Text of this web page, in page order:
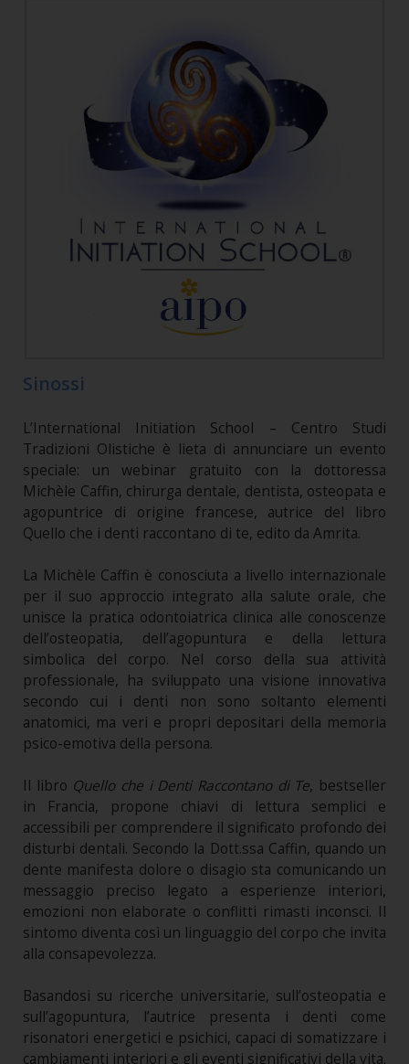
Sinossi
L’International Initiation School – Centro Studi
Tradizioni Olistiche è lieta di annunciare un evento
speciale: un webinar gratuito con la dottoressa
Michèle Caffin, chirurga dentale, dentista, osteopata e
agopuntrice di origine francese, autrice del libro
Quello che i denti raccontano di te, edito da Amrita.
La Michèle Caffin è conosciuta a livello internazionale
per il suo approccio integrato alla salute orale, che
unisce la pratica odontoiatrica clinica alle conoscenze
dell’osteopatia, dell’agopuntura e della lettura
simbolica del corpo. Nel corso della sua attività
professionale, ha sviluppato una visione innovativa
secondo cui i denti non sono soltanto elementi
anatomici, ma veri e propri depositari della memoria
psico-emotiva della persona.
Il libro Quello che i Denti Raccontano di Te, bestseller
in Francia, propone chiavi di lettura semplici e
accessibili per comprendere il significato profondo dei
disturbi dentali. Secondo la Dott.ssa Caffin, quando un
dente manifesta dolore o disagio sta comunicando un
messaggio preciso legato a esperienze interiori,
emozioni non elaborate o conflitti rimasti inconsci. Il
sintomo diventa così un linguaggio del corpo che invita
alla consapevolezza.
Basandosi su ricerche universitarie, sull’osteopatia e
sull’agopuntura, l’autrice presenta i denti come
risonatori energetici e psichici, capaci di somatizzare i
cambiamenti interiori e gli eventi significativi della vita.